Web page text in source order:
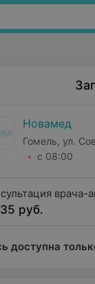
Новамед
Гомель, ул.
с 08:00
врача-
второй
руб.
доступна